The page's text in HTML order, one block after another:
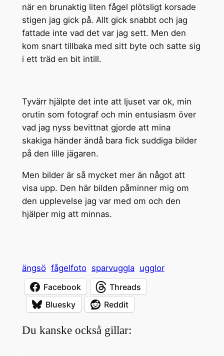
när en brunaktig liten fågel plötsligt korsade
stigen jag gick på. Allt gick snabbt och jag
fattade inte vad det var jag sett. Men den
kom snart tillbaka med sitt byte och satte sig
i ett träd en bit intill.
Tyvärr hjälpte det inte att ljuset var ok, min
orutin som fotograf och min entusiasm över
vad jag nyss bevittnat gjorde att mina
skakiga händer ändå bara fick suddiga bilder
på den lille jägaren.
Men bilder är så mycket mer än något att
visa upp. Den här bilden påminner mig om
den upplevelse jag var med om och den
hjälper mig att minnas.
ängsö fågelfoto sparvuggla ugglor
Facebook
Threads
Bluesky
Reddit
Du kanske också gillar: